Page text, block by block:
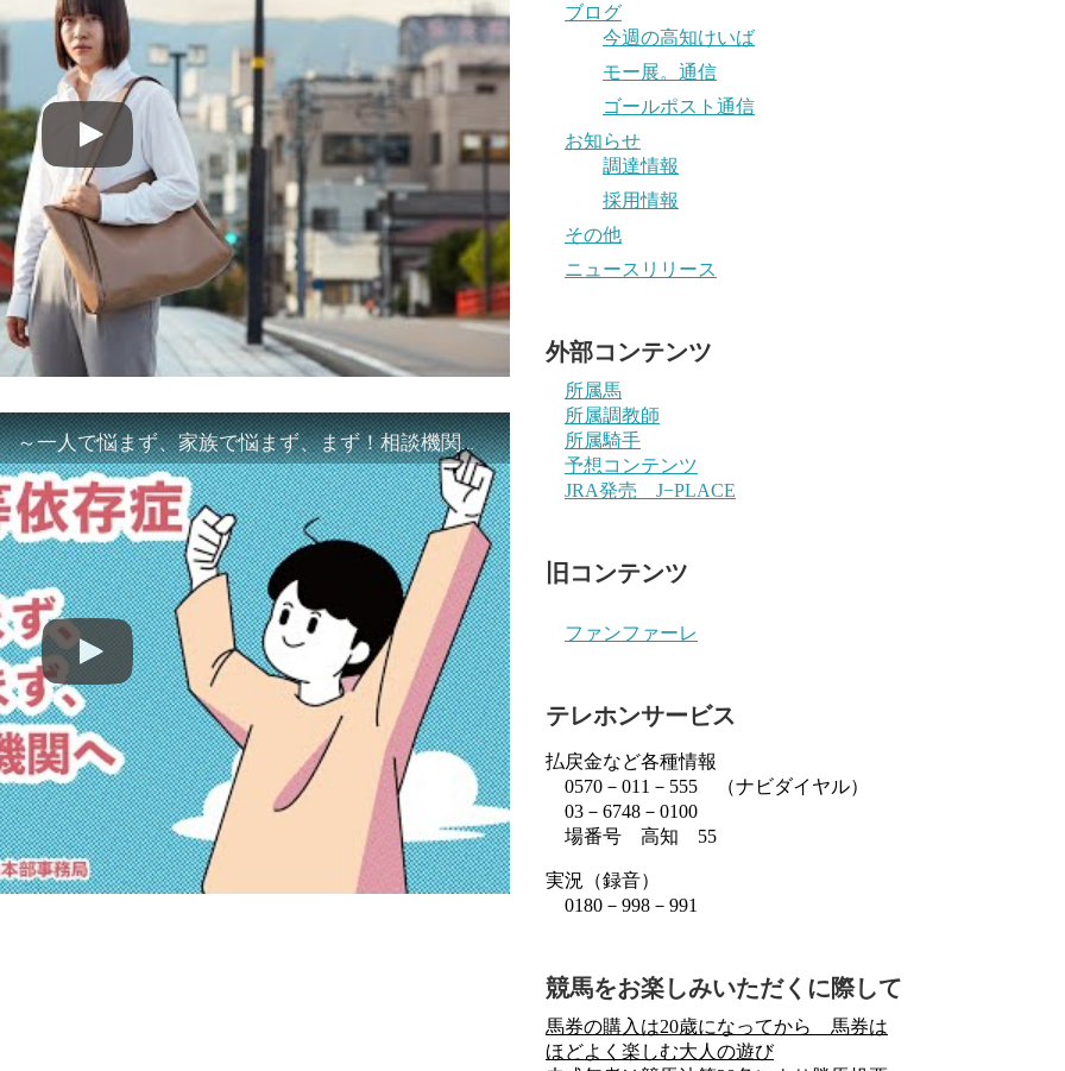
「ギャンブル等依存症対策啓発動画 ～一人で悩まず、家族で悩まず、まず！相談機関へ～」
ブログ
今週の高知けいば
モー展。通信
ゴールポスト通信
お知らせ
調達情報
採用情報
その他
ニュースリリース
外部コンテンツ
所属馬
所属調教師
所属騎手
予想コンテンツ
JRA発売 J−PLACE
旧コンテンツ
ファンファーレ
テレホンサービス
払戻金など各種情報
0570－011－555 （ナビダイヤル）
03－6748－0100
場番号 高知 55
実況（録音）
0180－998－991
競馬をお楽しみいただくに際して
馬券の購入は20歳になってから 馬券は
ほどよく楽しむ大人の遊び